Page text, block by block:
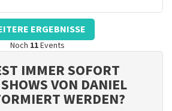
ERGEBNISSE
Noch 11Events
IMMER SOFORT
VON DANIEL
WERDEN?